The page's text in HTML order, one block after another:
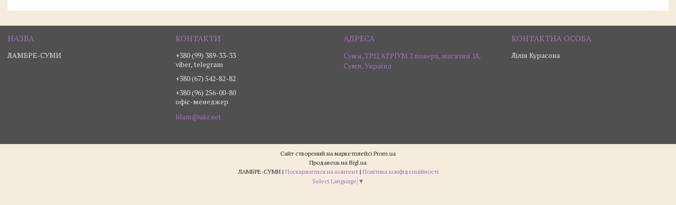
ЛАМБРЕ-СУМИ
+380 (99) 389-33-33
viber, telegram
+380 (67) 542-82-82
+380 (96) 256-00-80
офіс-менеджер
lilam@ukr.net
Суми, ТРЦ АТРІУМ 2 поверх, магазин 18,
Суми, Україна
Лілія Курасова
Сайт створений на маркетплейсі Prom.ua
Продавець на Bigl.ua
ЛАМБРЕ-СУМИ | Поскаржитися на контент | Політика конфіденційності
Select Language ▼